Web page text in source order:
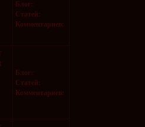
Блог::
Статей:
Комментариев:
Блог::
Статей:
Комментариев: